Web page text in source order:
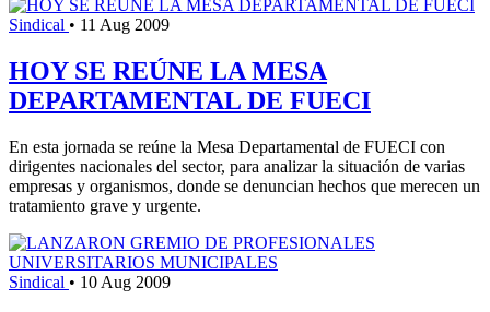
Sindical • 11 Aug 2009
HOY SE REÚNE LA MESA
DEPARTAMENTAL DE FUECI
En esta jornada se reúne la Mesa Departamental de FUECI con
dirigentes nacionales del sector, para analizar la situación de varias
empresas y organismos, donde se denuncian hechos que merecen un
tratamiento grave y urgente.
Sindical • 10 Aug 2009